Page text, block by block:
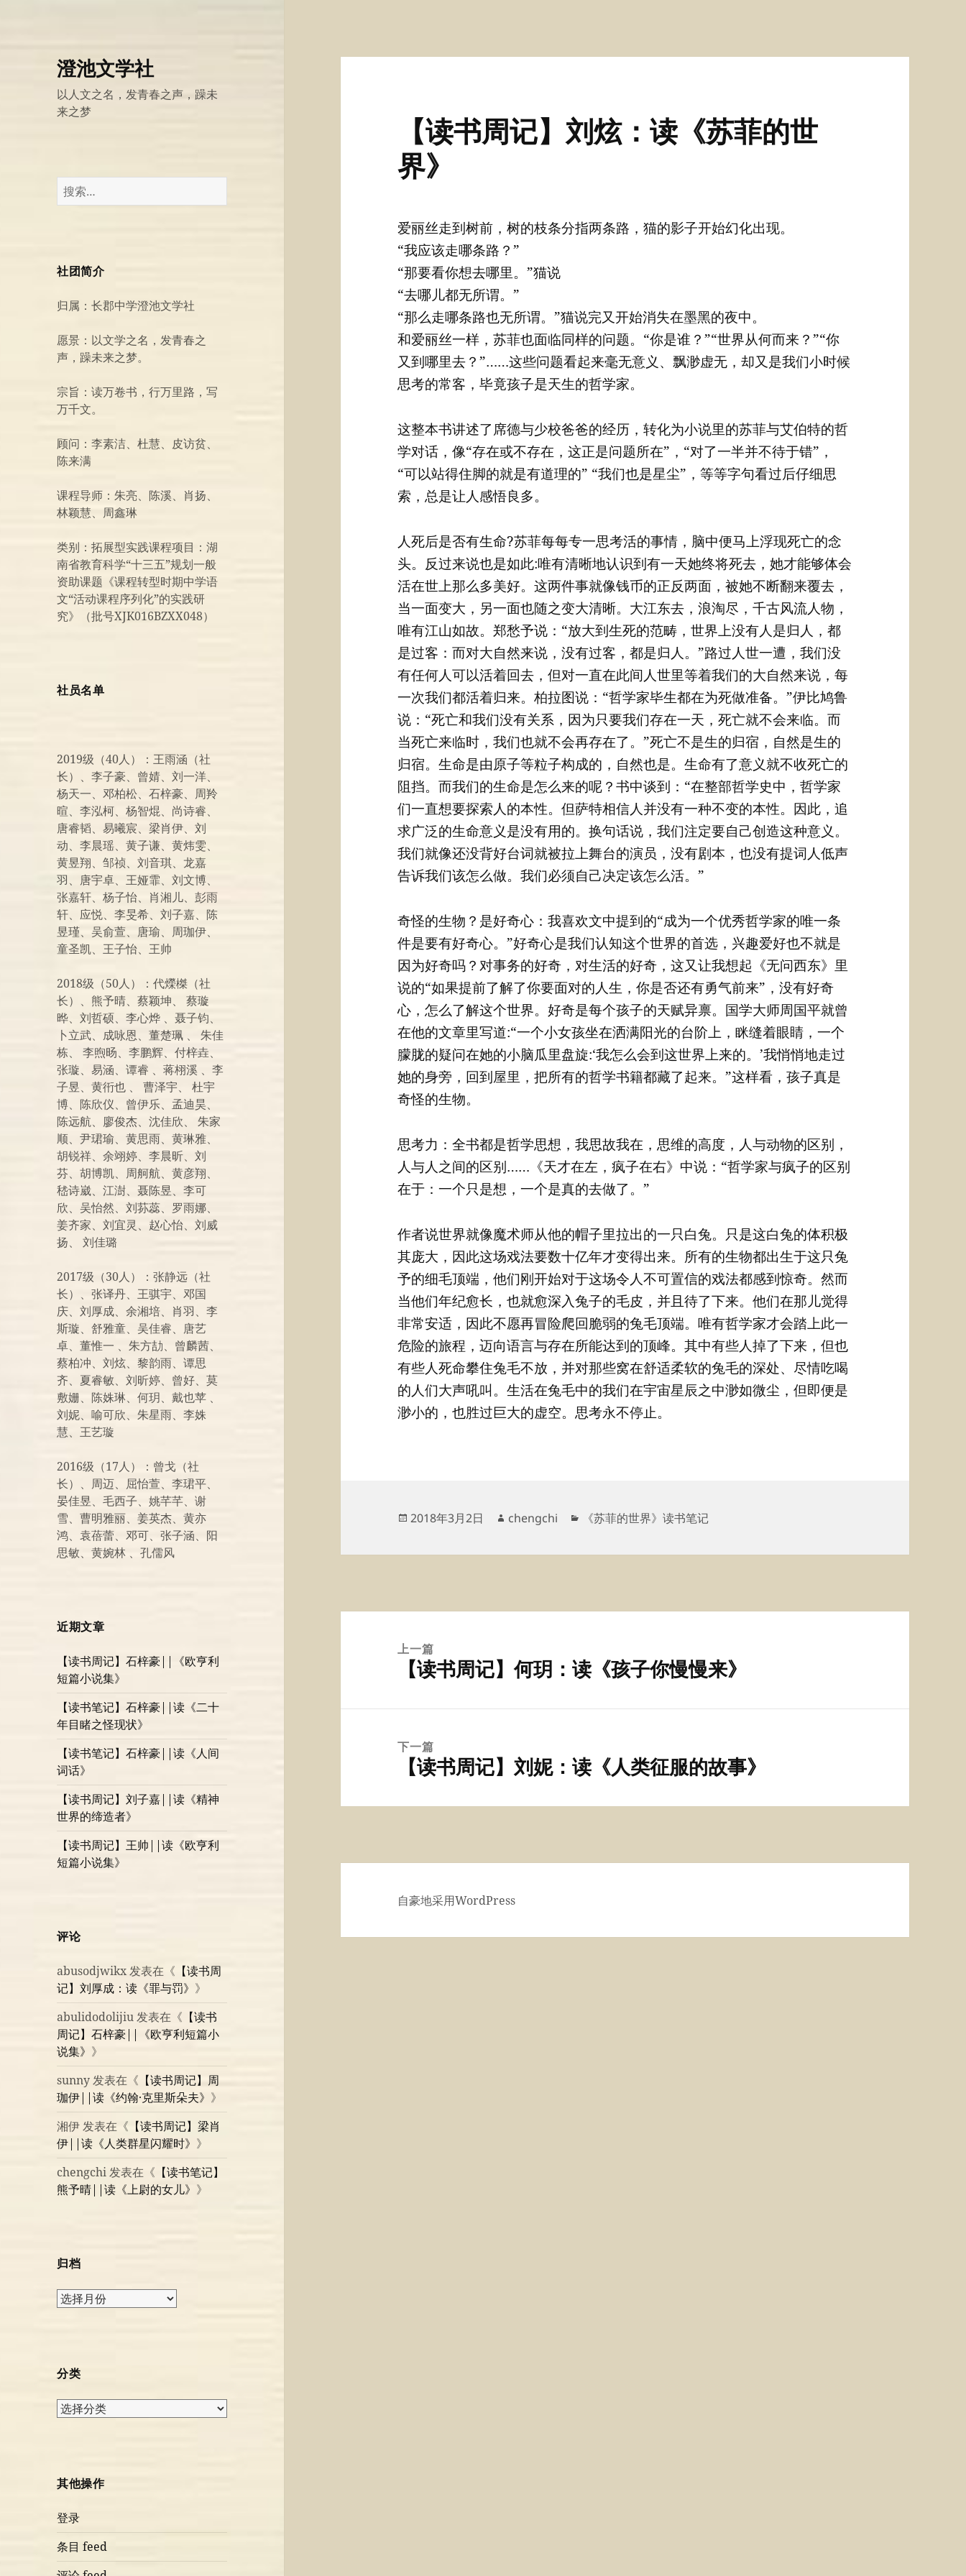
澄池文学社
以人文之名，发青春之声，躁未
来之梦
搜
索：
社团简介
归属：长郡中学澄池文学社
愿景：以文学之名，发青春之
声，躁未来之梦。
宗旨：读万卷书，行万里路，写
万千文。
顾问：李素洁、杜慧、皮访贫、
陈来满
课程导师：朱亮、陈溪、肖扬、
林颖慧、周鑫琳
类别：拓展型实践课程项目：湖
南省教育科学“十三五”规划一般
资助课题《课程转型时期中学语
文“活动课程序列化”的实践研
究》（批号XJK016BZXX048）
社员名单
2019级（40人）：王雨涵（社
长）、李子豪、曾婧、刘一洋、
杨天一、邓柏松、石梓豪、周羚
暄、李泓柯、杨智焜、尚诗睿、
唐睿韬、易曦宸、梁肖伊、刘
动、李晨瑶、黄子谦、黄炜雯、
黄昱翔、邹祯、刘音琪、龙嘉
羽、唐宇卓、王娅霏、刘文博、
张嘉轩、杨子怡、肖湘儿、彭雨
轩、应悦、李旻希、刘子嘉、陈
昱瑾、吴俞萱、唐瑜、周珈伊、
童圣凯、王子怡、王帅
2018级（50人）：代爃榤（社
长）、熊予晴、蔡颖坤、 蔡璇
晔、刘哲硕、李心烨 、聂子钧、
卜立武、成咏恩、董楚珮 、 朱佳
栋、 李煦旸、李鹏辉、付梓垚、
张璇、易涵、谭睿 、蒋栩溪 、李
子昱、黄衎也 、 曹泽宇、 杜宇
博、陈欣仪、曾伊乐、孟迪昊、
陈远航、廖俊杰、沈佳欣、 朱家
顺、尹珺瑜、黄思雨、黄琳雅、
胡锐祥、余翊婷、李晨昕、刘
芬、胡博凯、周舸航、黄彦翔、
嵇诗崴、江澍、聂陈昱、李可
欣、吴怡然、刘荪蕊、罗雨娜、
姜齐家、刘宜灵、赵心怡、刘威
扬、 刘佳璐
2017级（30人）：张静远（社
长）、张译丹、王骐宇、邓国
庆、刘厚成、余湘培、肖羽、李
斯璇、舒雅童、吴佳睿、唐艺
卓、董惟一 、朱方劼、曾麟茜、
蔡柏冲、刘炫、黎韵雨、谭思
齐、夏睿敏、刘昕婷、曾好、莫
敷姗、陈姝琳、何玥、戴也苹 、
刘妮、喻可欣、朱星雨、李姝
慧、王艺璇
2016级（17人）：曾戈（社
长）、周迈、屈怡萱、李珺平、
晏佳昱、毛西子、姚芊芊、谢
雪、曹明雅丽、姜英杰、黄亦
鸿、袁蓓蕾、邓可、张子涵、阳
思敏、黄婉林 、孔儒风
近期文章
【读书周记】石梓豪||《欧亨利
短篇小说集》
【读书笔记】石梓豪||读《二十
年目睹之怪现状》
【读书笔记】石梓豪||读《人间
词话》
【读书周记】刘子嘉||读《精神
世界的缔造者》
【读书周记】王帅||读《欧亨利
短篇小说集》
评论
abusodjwikx发表在《 【读书周
记】刘厚成：读《罪与罚》 》
abulidodolijiu发表在《 【读书
周记】石梓豪||《欧亨利短篇小
说集》 》
sunny发表在《 【读书周记】周
珈伊||读《约翰·克里斯朵夫》 》
湘伊发表在《 【读书周记】梁肖
伊||读《人类群星闪耀时》 》
chengchi发表在《 【读书笔记】
熊予晴||读《上尉的女儿》 》
归档
归
分类
分
其他操作
登录
条目 feed
【读书周记】刘炫：读《苏菲的世
界》
爱丽丝走到树前，树的枝条分指两条路，猫的影子开始幻化出现。
“我应该走哪条路？”
“那要看你想去哪里。”猫说
“去哪儿都无所谓。”
“那么走哪条路也无所谓。”猫说完又开始消失在墨黑的夜中。
和爱丽丝一样，苏菲也面临同样的问题。“你是谁？”“世界从何而来？”“你
又到哪里去？”……这些问题看起来毫无意义、飘渺虚无，却又是我们小时候
思考的常客，毕竟孩子是天生的哲学家。
这整本书讲述了席德与少校爸爸的经历，转化为小说里的苏菲与艾伯特的哲
学对话，像“存在或不存在，这正是问题所在”，“对了一半并不待于错”，
“可以站得住脚的就是有道理的” “我们也是星尘”，等等字句看过后仔细思
索，总是让人感悟良多。
人死后是否有生命?苏菲每每专一思考活的事情，脑中便马上浮现死亡的念
头。反过来说也是如此:唯有清晰地认识到有一天她终将死去，她才能够体会
活在世上那么多美好。这两件事就像钱币的正反两面，被她不断翻来覆去，
当一面变大，另一面也随之变大清晰。大江东去，浪淘尽，千古风流人物，
唯有江山如故。郑愁予说：“放大到生死的范畴，世界上没有人是归人，都
是过客：而对大自然来说，没有过客，都是归人。”路过人世一遭，我们没
有任何人可以活着回去，但对一直在此间人世里等着我们的大自然来说，每
一次我们都活着归来。柏拉图说：“哲学家毕生都在为死做准备。”伊比鸠鲁
说：“死亡和我们没有关系，因为只要我们存在一天，死亡就不会来临。而
当死亡来临时，我们也就不会再存在了。”死亡不是生的归宿，自然是生的
归宿。生命是由原子等粒子构成的，自然也是。生命有了意义就不收死亡的
阻挡。而我们的生命是怎么来的呢？书中谈到：“在整部哲学史中，哲学家
们一直想要探索人的本性。但萨特相信人并没有一种不变的本性。因此，追
求广泛的生命意义是没有用的。换句话说，我们注定要自己创造这种意义。
我们就像还没背好台词就被拉上舞台的演员，没有剧本，也没有提词人低声
告诉我们该怎么做。我们必须自己决定该怎么活。”
奇怪的生物？是好奇心：我喜欢文中提到的“成为一个优秀哲学家的唯一条
件是要有好奇心。”好奇心是我们认知这个世界的首选，兴趣爱好也不就是
因为好奇吗？对事务的好奇，对生活的好奇，这又让我想起《无问西东》里
说的“如果提前了解了你要面对的人生，你是否还有勇气前来”，没有好奇
心，怎么了解这个世界。好奇是每个孩子的天赋异禀。国学大师周国平就曾
在他的文章里写道:“一个小女孩坐在洒满阳光的台阶上，眯缝着眼睛，一个
朦胧的疑问在她的小脑瓜里盘旋:‘我怎么会到这世界上来的。’我悄悄地走过
她的身旁，回到屋里，把所有的哲学书籍都藏了起来。”这样看，孩子真是
奇怪的生物。
思考力：全书都是哲学思想，我思故我在，思维的高度，人与动物的区别，
人与人之间的区别……《天才在左，疯子在右》中说：“哲学家与疯子的区别
在于：一个只是想，一个是真的去做了。”
作者说世界就像魔术师从他的帽子里拉出的一只白兔。只是这白兔的体积极
其庞大，因此这场戏法要数十亿年才变得出来。所有的生物都出生于这只兔
予的细毛顶端，他们刚开始对于这场令人不可置信的戏法都感到惊奇。然而
当他们年纪愈长，也就愈深入兔子的毛皮，并且待了下来。他们在那儿觉得
非常安适，因此不愿再冒险爬回脆弱的兔毛顶端。唯有哲学家才会踏上此一
危险的旅程，迈向语言与存在所能达到的顶峰。其中有些人掉了下来，但也
有些人死命攀住兔毛不放，并对那些窝在舒适柔软的兔毛的深处、尽情吃喝
的人们大声吼叫。生活在兔毛中的我们在宇宙星辰之中渺如微尘，但即便是
渺小的，也胜过巨大的虚空。思考永不停止。
发
于
2018年3月2日
作
chengchi
分
《苏菲的世界》读书笔记
上一篇
文
【读书周记】何玥：读《孩子你慢慢来》
下一篇
文
【读书周记】刘妮：读《人类征服的故事》
自豪地采用WordPress